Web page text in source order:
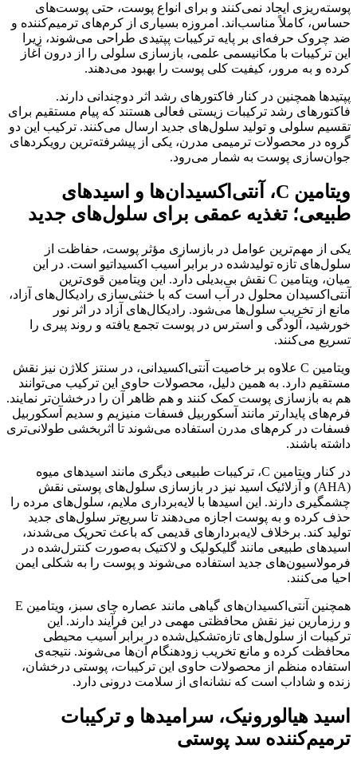
پوسته‌ریزی ایجاد نمی‌کنند و برای انواع پوست، حتی پوست‌های
حساس، کاملاً مناسب‌اند. امروزه بسیاری از کرم‌های ترمیم‌کننده و
ضد چروک حرفه‌ای بر پایه ترکیبات پپتیدی طراحی می‌شوند، زیرا
این ترکیبات با مکانیسمی علمی، بازسازی سلولی را از درون آغاز
کرده و به مرور، کیفیت کلی پوست را بهبود می‌دهند.
پپتیدها همچنین در کنار فاکتورهای رشد اثر دوچندانی دارند.
فاکتورهای رشد ترکیبات زیستی فعالی هستند که پیام مستقیم برای
تقسیم سلولی و تولید سلول‌های جدید ارسال می‌کنند. ترکیب این دو
گروه در محصولات ترمیمی مدرن، یکی از پیشرفته‌ترین رویکردهای
جوان‌سازی پوست به شمار می‌رود.
ویتامین C، آنتی‌اکسیدان‌ها و اسیدهای
طبیعی؛ تغذیه عمقی برای سلول‌های جدید
یکی از مهم‌ترین عوامل در بازسازی مؤثر پوست، حفاظت از
سلول‌های تازه تولیدشده در برابر آسیب اکسیداتیو است. در این
میان، ویتامین C نقش بی‌بدیلی دارد. این ویتامین قوی‌ترین
آنتی‌اکسیدان محلول در آب است که با خنثی‌سازی رادیکال‌های آزاد،
مانع از تخریب سلول‌ها می‌شود. رادیکال‌های آزاد در اثر نور
خورشید، آلودگی و استرس در پوست تجمع یافته و روند پیری را
تسریع می‌کنند.
ویتامین C علاوه بر خاصیت آنتی‌اکسیدانی، در سنتز کلاژن نیز نقش
مستقیم دارد. به همین دلیل، محصولات حاوی این ترکیب می‌توانند
هم به بازسازی پوست کمک کنند و هم ظاهر آن را درخشان‌تر نمایند.
فرم‌های پایدارتر مانند آسکوربیل فسفات منیزیم و سدیم آسکوربیل
فسفات در کرم‌های مدرن استفاده می‌شوند تا اثربخشی طولانی‌تری
داشته باشند.
در کنار ویتامین C، ترکیبات طبیعی دیگری مانند اسیدهای میوه
(AHA) و آزلائیک اسید نیز در بازسازی سلول‌های پوستی نقش
چشمگیری دارند. این اسیدها با لایه‌برداری ملایم، سلول‌های مرده را
حذف کرده و به پوست اجازه می‌دهند تا سریع‌تر سلول‌های جدید
تولید کند. برخلاف لایه‌بردارهای قدیمی که باعث تحریک می‌شدند،
اسیدهای طبیعی مانند گلیکولیک و لاکتیک به‌صورت کنترل‌شده در
فرمولاسیون‌های جدید استفاده می‌شوند و پوست را به شکلی ایمن
احیا می‌کنند.
همچنین آنتی‌اکسیدان‌های گیاهی مانند عصاره چای سبز، ویتامین E
و رزمارین نیز نقش محافظتی مهمی در این فرآیند دارند. این
ترکیبات از سلول‌های تازه‌تشکیل‌شده در برابر آسیب محیطی
محافظت کرده و مانع تخریب زودهنگام آن‌ها می‌شوند. نتیجه‌ی
استفاده منظم از محصولات حاوی این ترکیبات، پوستی درخشان،
زنده و شاداب است که نشانه‌ای از سلامت درونی دارد.
اسید هیالورونیک، سرامیدها و ترکیبات
ترمیم‌کننده سد پوستی